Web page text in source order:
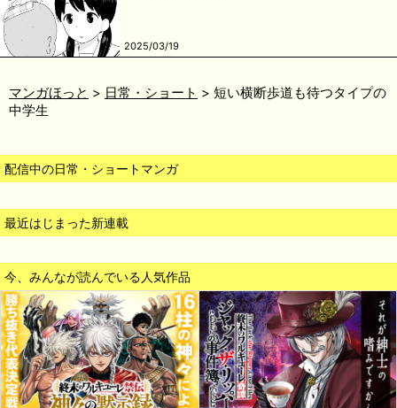
2025/03/19
マンガほっと 日常・ショート
短い横断歩道も待つタイプの
中学生
配信中の日常・ショートマンガ
最近はじまった新連載
今、みんなが読んでいる人気作品